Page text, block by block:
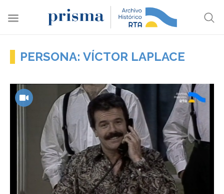
PERSONA: VÍCTOR LAPLACE